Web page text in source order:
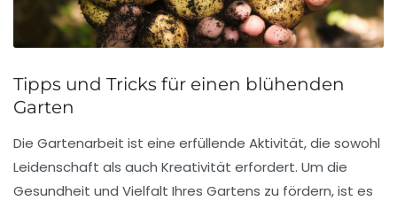
Tipps und Tricks für einen blühenden
Garten
Die Gartenarbeit ist eine erfüllende Aktivität, die sowohl
Leidenschaft als auch Kreativität erfordert. Um die
Gesundheit und Vielfalt Ihres Gartens zu fördern, ist es